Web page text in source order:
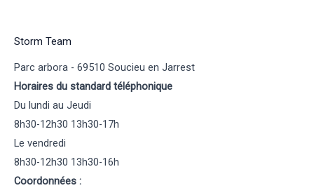
Storm Team
Parc arbora - 69510 Soucieu en Jarrest
Horaires du standard téléphonique
Du lundi au Jeudi
8h30-12h30 13h30-17h
Le vendredi
8h30-12h30 13h30-16h
Coordonnées :